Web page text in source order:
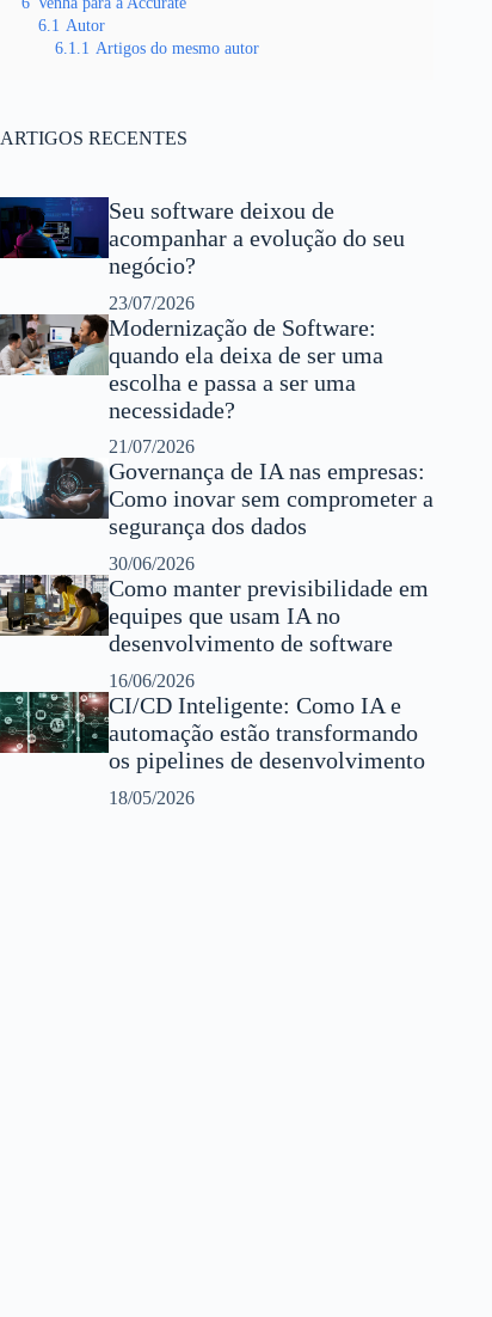
6.1 Autor
6.1.1 Artigos do mesmo autor
ARTIGOS RECENTES
Seu software deixou de
acompanhar a evolução do seu
negócio?
23/07/2026
Modernização de Software:
quando ela deixa de ser uma
escolha e passa a ser uma
necessidade?
21/07/2026
Governança de IA nas empresas:
Como inovar sem comprometer a
segurança dos dados
30/06/2026
Como manter previsibilidade em
equipes que usam IA no
desenvolvimento de software
16/06/2026
CI/CD Inteligente: Como IA e
automação estão transformando
os pipelines de desenvolvimento
18/05/2026